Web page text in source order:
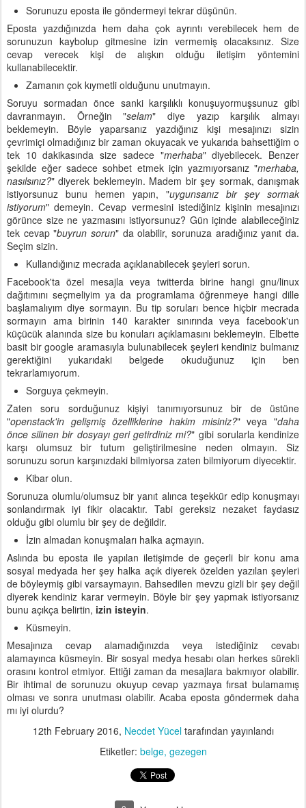
Sorunuzu eposta ile göndermeyi tekrar düşünün.
Eposta yazdığınızda hem daha çok ayrıntı verebilecek hem de
sorunuzun kaybolup gitmesine izin vermemiş olacaksınız. Size
cevap verecek kişi de alışkın olduğu iletişim yöntemini
kullanabilecektir.
Zamanın çok kıymetli olduğunu unutmayın.
Soruyu sormadan önce sanki karşılıklı konuşuyormuşsunuz gibi
davranmayın. Örneğin "selam" diye yazıp karşılık almayı
beklemeyin. Böyle yaparsanız yazdığınız kişi mesajınızı sizin
çevrimiçi olmadığınız bir zaman okuyacak ve yukarıda bahsettiğim o
tek 10 dakikasında size sadece "merhaba" diyebilecek. Benzer
şekilde eğer sadece sohbet etmek için yazmıyorsanız "merhaba,
nasılsınız?" diyerek beklemeyin. Madem bir şey sormak, danışmak
istiyorsunuz bunu hemen yapın, "uygunsanız bir şey sormak
istiyorum" demeyin. Cevap vermesini istediğiniz kişinin mesajınızı
görünce size ne yazmasını istiyorsunuz? Gün içinde alabileceğiniz
tek cevap "buyrun sorun" da olabilir, sorunuza aradığınız yanıt da.
Seçim sizin.
Kullandığınız mecrada açıklanabilecek şeyleri sorun.
Facebook'ta özel mesajla veya twitterda birine hangi gnu/linux
dağıtımını seçmeliyim ya da programlama öğrenmeye hangi dille
başlamalıyım diye sormayın. Bu tip soruları bence hiçbir mecrada
sormayın ama birinin 140 karakter sınırında veya facebook'un
küçücük alanında size bu konuları açıklamasını beklemeyin. Elbette
basit bir google aramasıyla bulunabilecek şeyleri kendiniz bulmanız
gerektiğini yukarıdaki belgede okuduğunuz için ben
tekrarlamıyorum.
Sorguya çekmeyin.
Zaten soru sorduğunuz kişiyi tanımıyorsunuz bir de üstüne
"openstack'in gelişmiş özelliklerine hakim misiniz?" veya "daha
önce silinen bir dosyayı geri getirdiniz mi?" gibi sorularla kendinize
karşı olumsuz bir tutum geliştirilmesine neden olmayın. Siz
sorunuzu sorun karşınızdaki bilmiyorsa zaten bilmiyorum diyecektir.
Kibar olun.
Sorunuza olumlu/olumsuz bir yanıt alınca teşekkür edip konuşmayı
sonlandırmak iyi fikir olacaktır. Tabi gereksiz nezaket faydasız
olduğu gibi olumlu bir şey de değildir.
İzin almadan konuşmaları halka açmayın.
Aslında bu eposta ile yapılan iletişimde de geçerli bir konu ama
sosyal medyada her şey halka açık diyerek özelden yazılan şeyleri
de böyleymiş gibi varsaymayın. Bahsedilen mevzu gizli bir şey değil
diyerek kendiniz karar vermeyin. Böyle bir şey yapmak istiyorsanız
bunu açıkça belirtin, izin isteyin.
Küsmeyin.
Mesajınıza cevap alamadığınızda veya istediğiniz cevabı
alamayınca küsmeyin. Bir sosyal medya hesabı olan herkes sürekli
orasını kontrol etmiyor. Ettiği zaman da mesajlara bakmıyor olabilir.
Bir ihtimal de sorunuzu okuyup cevap yazmaya fırsat bulamamış
olması ve sonra unutması olabilir. Acaba eposta göndermek daha
mı iyi olurdu?
12th February 2016, Necdet Yüceltarafından yayınlandı
Etiketler: belge gezegen